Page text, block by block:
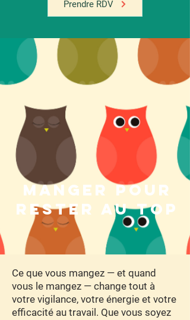
Prendre RDV
MANGER POUR
RESTER AU TOP
Ce que vous mangez — et quand
vous le mangez — change tout à
votre vigilance, votre énergie et votre
efficacité au travail. Que vous soyez